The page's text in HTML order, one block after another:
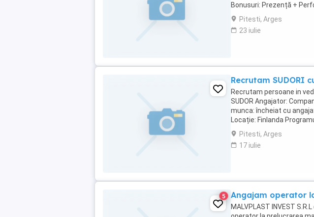
Bonusuri: Prezență +
Crăciun, Paște, 1 Iunie,
Pitesti, Arges
23 iulie
Recrutam SUDORI
Recrutam persoane in
SUDOR Angajator:
munca: încheiat cu
Locație: Finlanda
schimburi Salariul de bază:
Pitesti, Arges
17 iulie
5 Angajam operator
MALVPLAST INVEST